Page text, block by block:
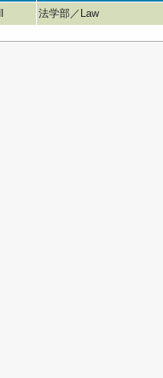
法学部／Law